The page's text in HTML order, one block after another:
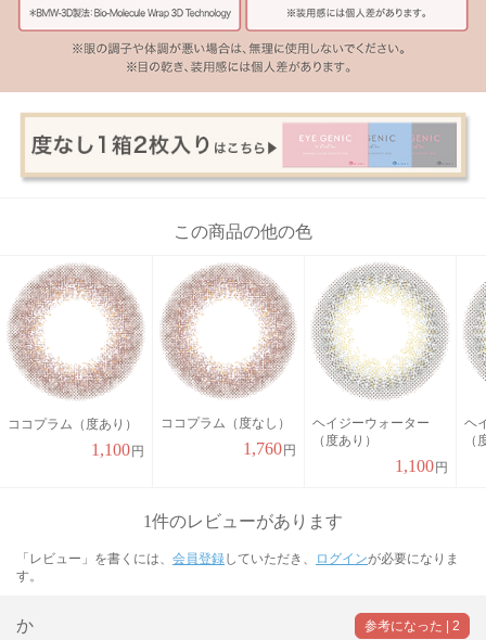
この商品の他の色
ココプラム（度あり）
1,100 円
ココプラム（度なし）
1,760 円
ヘイジーウォーター
（度あり）
1,100 円
ヘ
（
1件のレビューがあります
「レビュー」を書くには、 会員登録していただき、 ログインが必要になりま
す。
か